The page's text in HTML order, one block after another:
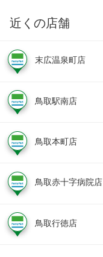
近くの店舗
末広温泉町店
鳥取駅南店
鳥取本町店
鳥取赤十字病院店
鳥取行徳店